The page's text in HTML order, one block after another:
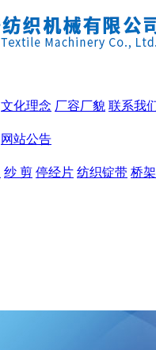
文化理念 厂容厂貌 联系我
网站公告
纱 剪 停经片 纺织锭带 桥